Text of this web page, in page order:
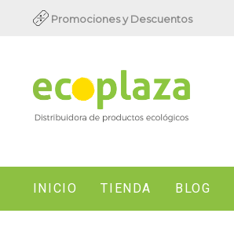
Promociones y Descuentos
INICIO TIENDA BLOG